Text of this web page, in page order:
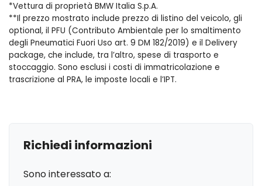
Console centrale multifunzione
Fari a led
Fari con accensione automatica
Freni sportivi
Illuminazione abitacolo
Inserti in acciaio esterni
*Vettura di proprietà BMW Italia S.p.A.
**Il prezzo mostrato include prezzo di listino del veicolo, gli
optional, il PFU (Contributo Ambientale per lo smaltimento
degli Pneumatici Fuori Uso art. 9 DM 182/2019) e il Delivery
package, che include, tra l’altro, spese di trasporto e
stoccaggio. Sono esclusi i costi di immatricolazione e
trascrizione al PRA, le imposte locali e l’IPT.
Richiedi informazioni
Sono interessato a: